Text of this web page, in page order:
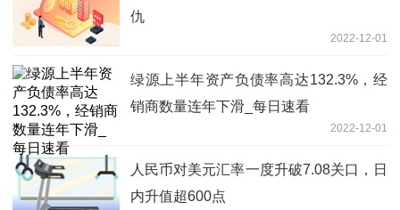
仇
2022-12-01
绿源上半年资产负债率高达132.3%，经
销商数量连年下滑_每日速看
2022-12-01
人民币对美元汇率一度升破7.08关口，日
内升值超600点